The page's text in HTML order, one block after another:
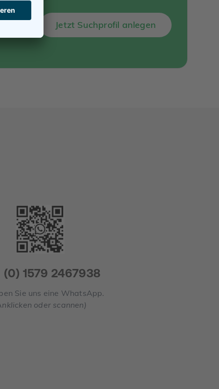
Jetzt Suchprofil anlegen
(0) 1579 2467938
Sie uns eine WhatsApp.
oder scannen)